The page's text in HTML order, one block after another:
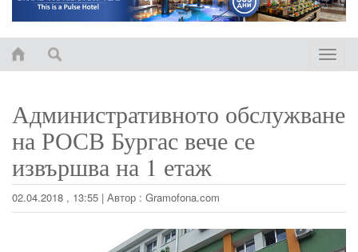
Toggle
Административното обслужване
на РОСВ Бургас вече се
извършва на 1 етаж
02.04.2018 , 13:55 | Автор : Gramofona.com